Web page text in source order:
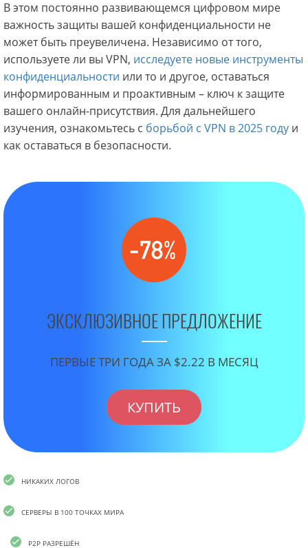
В этом постоянно развивающемся цифровом мире
важность защиты вашей конфиденциальности не
может быть преувеличена. Независимо от того,
используете ли вы VPN, исследуете новые инструменты
конфиденциальности или то и другое, оставаться
информированным и проактивным – ключ к защите
вашего онлайн-присутствия. Для дальнейшего
изучения, ознакомьтесь с борьбой с VPN в 2025 году и
как оставаться в безопасности.
ЭКСКЛЮЗИВНОЕ ПРЕДЛОЖЕНИЕ
ПЕРВЫЕ ТРИ ГОДА ЗА $2.22 В МЕСЯЦ
КУПИТЬ
НИКАКИХ ЛОГОВ
СЕРВЕРЫ В 100 ТОЧКАХ МИРА
P2P РАЗРЕШЁН